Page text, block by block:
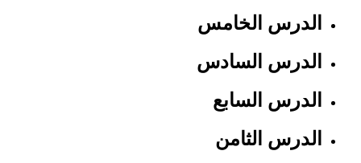
الدرس الخامس
الدرس السادس
الدرس السابع
الدرس الثامن